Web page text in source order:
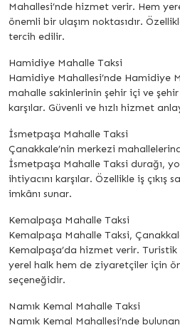
Mahallesi’nde hizmet verir. Hem
önemli bir ulaşım noktasıdır.
tercih edilir.
Hamidiye Mahalle Taksi
Hamidiye Mahallesi’nde Hamidiye
mahalle sakinlerinin şehir içi ve şehir
karşılar. Güvenli ve hızlı hizmet
İsmetpaşa Mahalle Taksi
Çanakkale’nin merkezi
İsmetpaşa Mahalle Taksi durağı,
ihtiyacını karşılar. Özellikle iş çıkış
imkânı sunar.
Kemalpaşa Mahalle Taksi
Kemalpaşa Mahalle Taksi,
Kemalpaşa’da hizmet verir. Turistik
yerel halk hem de ziyaretçiler için
seçeneğidir.
Namık Kemal Mahalle Taksi
Namık Kemal Mahallesi’nde